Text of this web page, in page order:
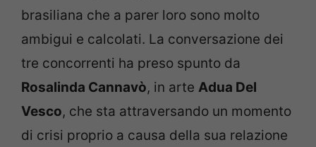
brasiliana che a parer loro sono molto
ambigui e calcolati. La conversazione dei
tre concorrenti ha preso spunto da
Rosalinda Cannavò, in arte Adua Del
Vesco, che sta attraversando un momento
di crisi proprio a causa della sua relazione